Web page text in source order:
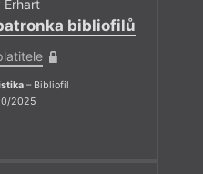
Erhart
bibliofilů
– Bibliofil
2025